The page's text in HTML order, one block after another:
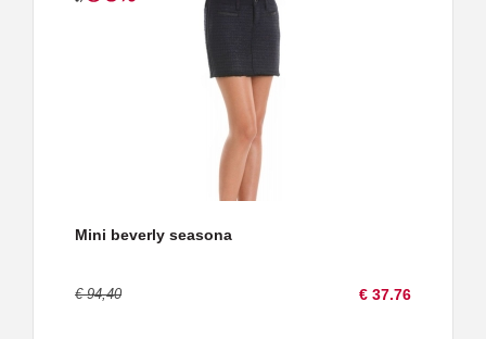
Mini beverly seasona
€ 94,40 € 37.76